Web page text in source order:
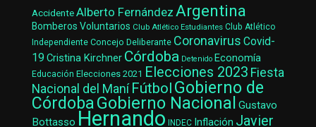
AccidenteAlberto Fernández Argentina
Bomberos Voluntarios Club Atlético Estudiantes Club Atlético
Independiente Concejo Deliberante Coronavirus Covid-
19 Cristina Kirchner Córdoba Detenido Economía
Educación Elecciones 2021 Elecciones 2023 Fiesta
Nacional del Maní Fútbol Gobierno de
CórdobaGobierno Nacional Gustavo
Bottasso Hernando INDEC Inflación Javier